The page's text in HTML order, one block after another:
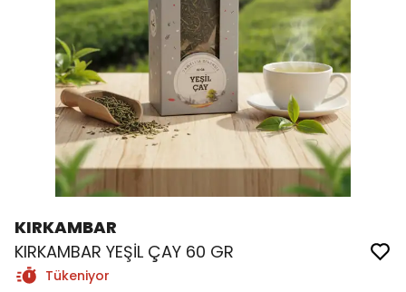
KIRKAMBAR
KIRKAMBAR YEŞİL ÇAY 60 GR
Tükeniyor